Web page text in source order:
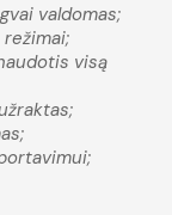
valdomas;
visą